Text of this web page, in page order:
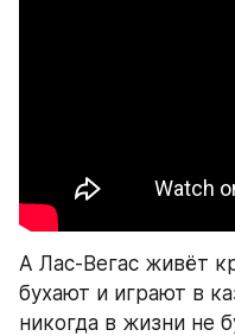
А Лас-Вегас живёт
бухают и играют в
никогда в жизни не